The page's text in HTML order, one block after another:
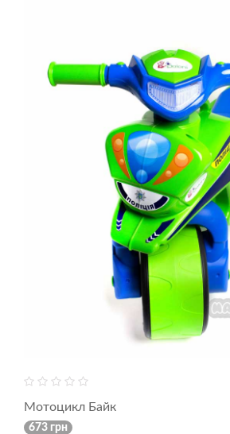
Мотоцикл Байк
673 грн